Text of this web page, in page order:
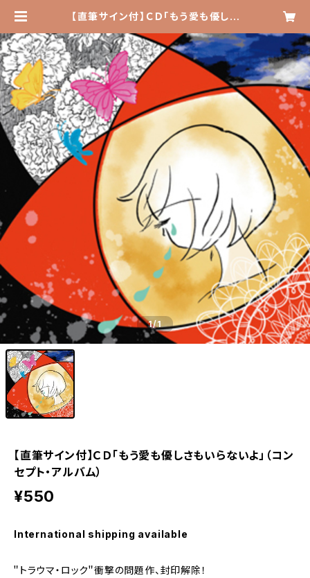
【直筆サイン付】ＣＤ「もう愛も優しさ
| しりこ base shop
1/1
【直筆サイン付】ＣＤ「もう愛も優しさもいらないよ」（コン
セプト・アルバム）
¥550
International shipping available
＂トラウマ・ロック＂衝撃の問題作、封印解除！